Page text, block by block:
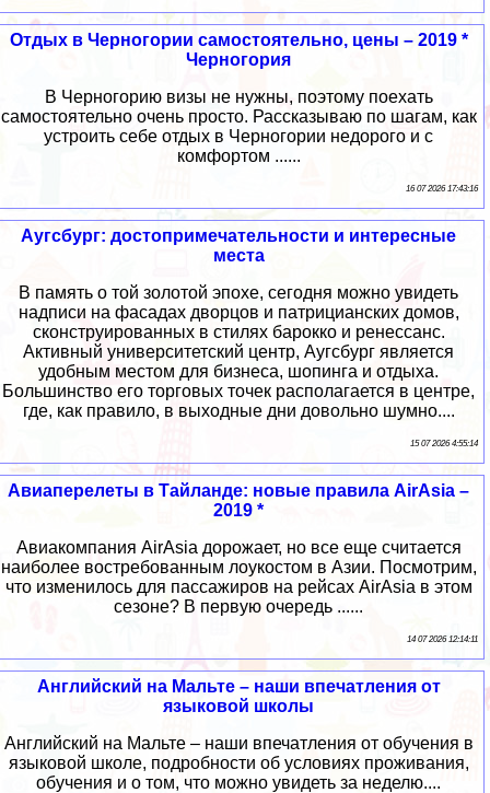
Отдых в Черногории самостоятельно, цены – 2019 *
Черногория
В Черногорию визы не нужны, поэтому поехать
самостоятельно очень просто. Рассказываю по шагам, как
устроить себе отдых в Черногории недорого и с
комфортом ......
16 07 2026 17:43:16
Аугсбург: достопримечательности и интересные
места
В память о той золотой эпохе, сегодня можно увидеть
надписи на фасадах дворцов и патрицианских домов,
сконструированных в стилях барокко и ренессанс.
Активный университетский центр, Аугсбург является
удобным местом для бизнеса, шопинга и отдыха.
Большинство его торговых точек располагается в центре,
где, как правило, в выходные дни довольно шумно....
15 07 2026 4:55:14
Авиаперелеты в Тайланде: новые правила AirAsia –
2019 *
Авиакомпания AirAsia дорожает, но все еще считается
наиболее востребованным лоукостом в Азии. Посмотрим,
что изменилось для пассажиров на рейсах AirAsia в этом
сезоне? В первую очередь ......
14 07 2026 12:14:11
Английский на Мальте – наши впечатления от
языковой школы
Английский на Мальте – наши впечатления от обучения в
языковой школе, подробности об условиях проживания,
обучения и о том, что можно увидеть за неделю....